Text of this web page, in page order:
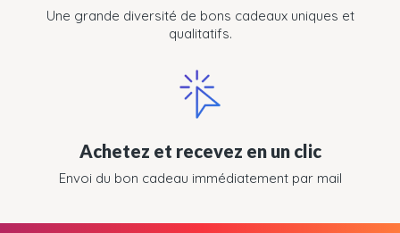
Une grande diversité de bons cadeaux uniques et
qualitatifs.
Achetez et recevez en un clic
Envoi du bon cadeau immédiatement par mail